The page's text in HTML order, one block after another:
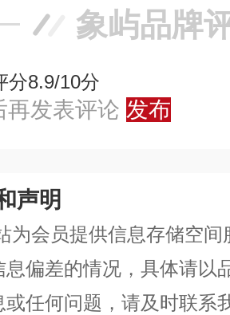
象屿品牌
分8.9/10分
再发表评论 发布
声明
为会员提供信息存储空
息偏差的情况，具体请以
任何问题，请及时联系